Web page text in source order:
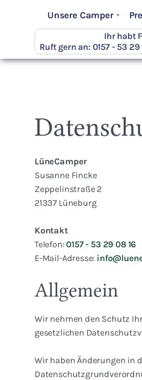
Unsere Camper
Ihr habt
Ruft gern an: 0157 - 53
LüneCamper
Susanne Fincke
Zeppelinstraße 2
21337 Lüneburg
Kontakt
Telefon:0157 - 53 29 08 16
E-Mail-Adresse:
Allgemein
Wir nehmen den Schutz
gesetzlichen
Wir haben Änderungen in